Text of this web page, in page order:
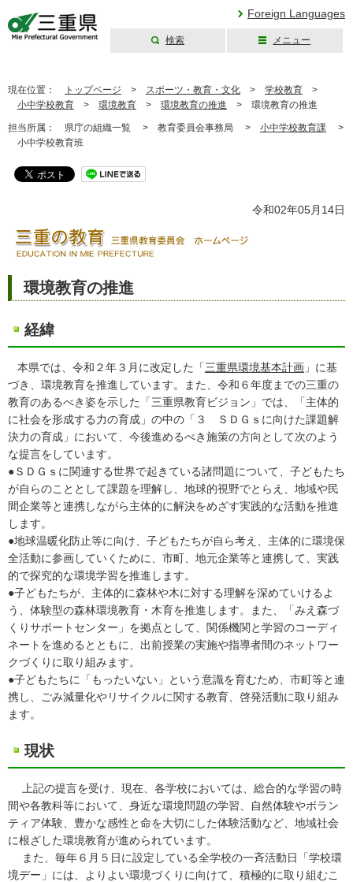
Foreign Languages
検索 メニュー
現在位置： トップページ > スポーツ・教育・文化 > 学校教育 >
小中学校教育 > 環境教育 > 環境教育の推進 > 環境教育の推進
担当所属： 県庁の組織一覧 > 教育委員会事務局 > 小中学校教育課 >
小中学校教育班
令和02年05月14日
環境教育の推進
経緯
本県では、令和２年３月に改定した「三重県環境基本計画 」に基
づき、環境教育を推進しています。また、令和６年度までの三重の
教育のあるべき姿を示した「三重県教育ビジョン」では、「主体的
に社会を形成する力の育成」の中の「３ ＳＤＧｓに向けた課題解
決力の育成」において、今後進めるべき施策の方向として次のよう
な提言をしています。
●ＳＤＧｓに関連する世界で起きている諸問題について、子どもたち
が自らのこととして課題を理解し、地球的視野でとらえ、地域や民
間企業等と連携しながら主体的に解決をめざす実践的な活動を推進
します。
●地球温暖化防止等に向け、子どもたちが自ら考え、主体的に環境保
全活動に参画していくために、市町、地元企業等と連携して、実践
的で探究的な環境学習を推進します。
●子どもたちが、主体的に森林や木に対する理解を深めていけるよ
う、体験型の森林環境教育・木育を推進します。また、「みえ森づ
くりサポートセンター」を拠点として、関係機関と学習のコーディ
ネートを進めるとともに、出前授業の実施や指導者間のネットワー
クづくりに取り組みます。
●子どもたちに「もったいない」という意識を育むため、市町等と連
携し、ごみ減量化やリサイクルに関する教育、啓発活動に取り組み
ます。
現状
上記の提言を受け、現在、各学校においては、総合的な学習の時
間や各教科等において、身近な環境問題の学習、自然体験やボラン
ティア体験、豊かな感性と命を大切にした体験活動など、地域社会
に根ざした環境教育が進められています。
また、毎年６月５日に設定している全学校の一斉活動日「学校環
境デー」には、よりよい環境づくりに向けて、積極的に取り組むこ